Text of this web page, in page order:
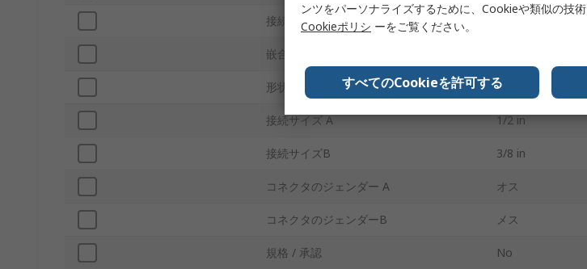
接続タイプB
嵌合方向
形状 六角形
接続サイズ A 1/2 in
接続サイズB 3/8 in
コネクタのジェンダー A オス
コネクタのジェンダーB メス
規格 / 承認 No
ンツをパーソナライズするために、Cookieや類似の技
Cookieポリシ ーをご覧ください。
すべてのCookieを許可する